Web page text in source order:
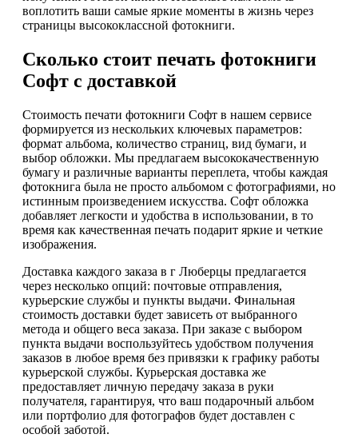
воплотить ваши самые яркие моменты в жизнь через
страницы высококлассной фотокниги.
Сколько стоит печать фотокниги
Софт с доставкой
Стоимость печати фотокниги Софт в нашем сервисе
формируется из нескольких ключевых параметров:
формат альбома, количество страниц, вид бумаги, и
выбор обложки. Мы предлагаем высококачественную
бумагу и различные варианты переплета, чтобы каждая
фотокнига была не просто альбомом с фотографиями, но
истинным произведением искусства. Софт обложка
добавляет легкости и удобства в использовании, в то
время как качественная печать подарит яркие и четкие
изображения.
Доставка каждого заказа в г Люберцы предлагается
через несколько опций: почтовые отправления,
курьерские службы и пункты выдачи. Финальная
стоимость доставки будет зависеть от выбранного
метода и общего веса заказа. При заказе с выбором
пункта выдачи воспользуйтесь удобством получения
заказов в любое время без привязки к графику работы
курьерской службы. Курьерская доставка же
предоставляет личную передачу заказа в руки
получателя, гарантируя, что ваш подарочный альбом
или портфолио для фотографов будет доставлен с
особой заботой.